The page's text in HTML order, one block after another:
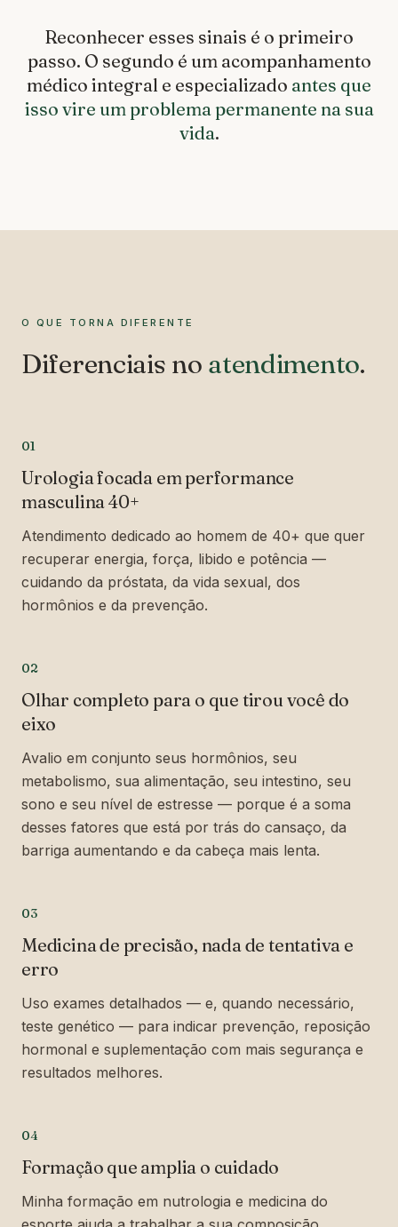
Reconhecer esses sinais é o primeiro
passo. O segundo é um acompanhamento
médico integral e especializado antes que
isso vire um problema permanente na sua
vida.
O QUE TORNA DIFERENTE
Diferenciais no atendimento.
01
Urologia focada em performance
masculina 40+
Atendimento dedicado ao homem de 40+ que quer
recuperar energia, força, libido e potência —
cuidando da próstata, da vida sexual, dos
hormônios e da prevenção.
02
Olhar completo para o que tirou você do
eixo
Avalio em conjunto seus hormônios, seu
metabolismo, sua alimentação, seu intestino, seu
sono e seu nível de estresse — porque é a soma
desses fatores que está por trás do cansaço, da
barriga aumentando e da cabeça mais lenta.
03
Medicina de precisão, nada de tentativa e
erro
Uso exames detalhados — e, quando necessário,
teste genético — para indicar prevenção, reposição
hormonal e suplementação com mais segurança e
resultados melhores.
04
Formação que amplia o cuidado
Minha formação em nutrologia e medicina do